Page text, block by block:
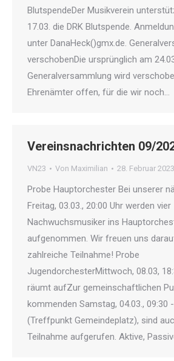
BlutspendeDer Musikverein
17.03. die DRK Blutspende.
unter DanaHeck()gmx.de.
verschobenDie ursprünglich am
Generalversammlung wird
Ehrenämter offen, für die wir noch…
Vereinsnachrichten 09/
VN23 Von Maximilian 28. Februar 2023
Probe Hauptorchester Bei unserer
Freitag, 03.03., 20:00 Uhr werden vier
Nachwuchsmusiker ins
aufgenommen. Wir freuen uns
zahlreiche Teilnahme! Probe
JugendorchesterMittwoch, 08.03,
räumt aufZur gemeinschaftlichen
kommenden Samstag, 04.03., 09:30
(Treffpunkt Gemeindeplatz), sind
Teilnahme aufgerufen. Aktive,